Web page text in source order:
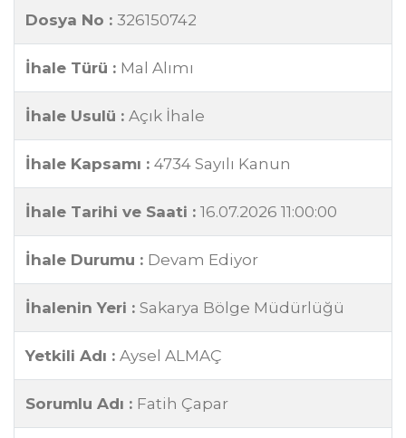
Dosya No : 326150742
İhale Türü : Mal Alımı
İhale Usulü : Açık İhale
İhale Kapsamı : 4734 Sayılı Kanun
İhale Tarihi ve Saati : 16.07.2026 11:00:00
İhale Durumu : Devam Ediyor
İhalenin Yeri : Sakarya Bölge Müdürlüğü
Yetkili Adı : Aysel ALMAÇ
Sorumlu Adı : Fatih Çapar